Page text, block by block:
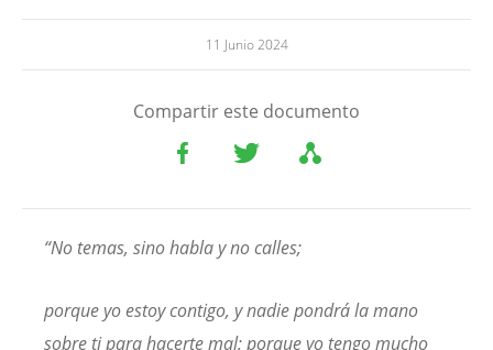
11 Junio 2024
Compartir este documento
“No temas, sino habla y no calles;
porque yo estoy contigo, y nadie pondrá la mano
sobre ti para hacerte mal; porque yo tengo mucho